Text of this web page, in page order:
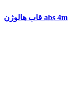
قاب هالوژن abs 4m